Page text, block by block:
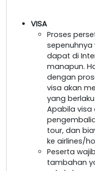
VISA
Proses
dapat di
manapun.
dengan
visa akan
yang
Apabila
tour, dan
ke airlines/
Peserta
tambahan